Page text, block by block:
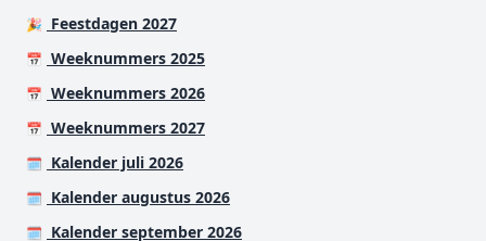
🎉 Feestdagen 2027
📅 Weeknummers 2025
📅 Weeknummers 2026
📅 Weeknummers 2027
🗓️ Kalender juli 2026
🗓️ Kalender augustus 2026
🗓️ Kalender september 2026